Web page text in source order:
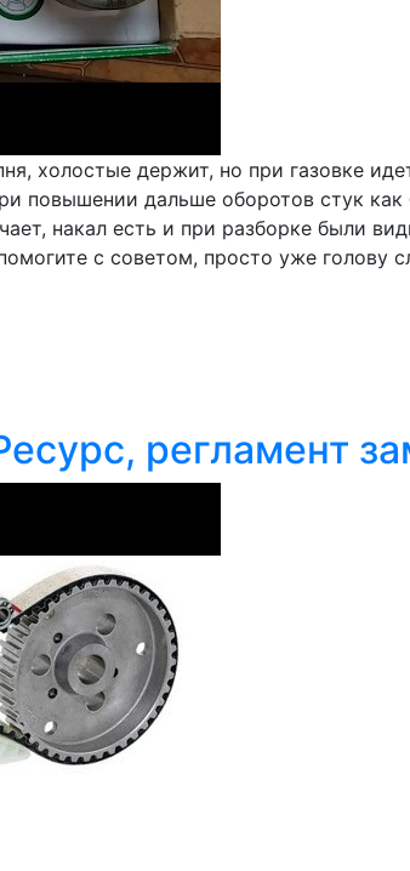
холостые держит, но при газовке
повышении дальше оборотов стук
накал есть и при разборке были
с советом, просто уже голову
регламент